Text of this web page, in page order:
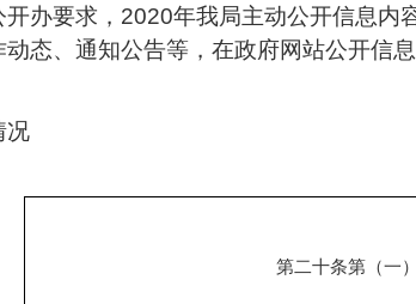
办要求，2020年我局主动公开信息内
态、通知公告等，在政府网站公开信息
况
第二十条第（一